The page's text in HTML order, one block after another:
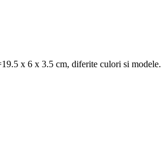
x 6 x 3.5 cm, diferite culori si modele.